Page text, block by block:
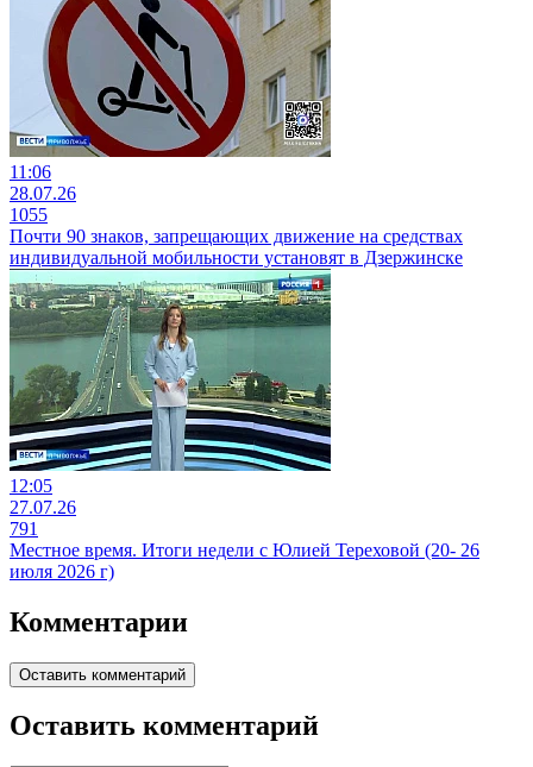
11:06
28.07.26
1055
Почти 90 знаков, запрещающих движение на средствах
индивидуальной мобильности установят в Дзержинске
12:05
27.07.26
791
Местное время. Итоги недели с Юлией Тереховой (20- 26
июля 2026 г)
Комментарии
Оставить комментарий
Оставить комментарий